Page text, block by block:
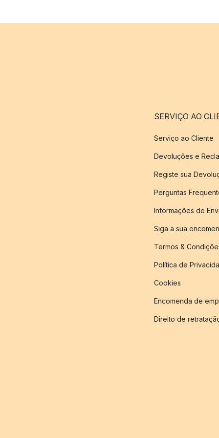
SERVIÇO AO
Serviço ao Cliente
Devoluções e
Registe sua
Perguntas
Informações de
Siga a sua
Termos &
Política de
Cookies
Encomenda de
Direito de